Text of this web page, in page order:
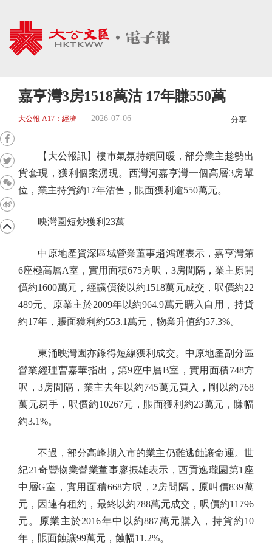
嘉亨灣3房1518萬沽 17年賺550萬
大公報 A17：經濟 2026-07-06 分享
【大公報訊】樓市氣氛持續回暖，部分業主趁勢出
貨套現，獲利個案湧現。西灣河嘉亨灣一個高層3房單
位，業主持貨約17年沽售，賬面獲利逾550萬元。
映灣園短炒獲利23萬
中原地產資深區域營業董事趙鴻運表示，嘉亨灣第
6座極高層A室，實用面積675方呎，3房間隔，業主原開
價約1600萬元，經議價後以約1518萬元成交，呎價約22
489元。原業主於2009年以約964.9萬元購入自用，持貨
約17年，賬面獲利約553.1萬元，物業升值約57.3%。
東涌映灣園亦錄得短線獲利成交。中原地產副分區
營業經理曹嘉華指出，第9座中層B室，實用面積748方
呎，3房間隔，業主去年以約745萬元買入，剛以約768
萬元易手，呎價約10267元，賬面獲利約23萬元，賺幅
約3.1%。
不過，部分高峰期入市的業主仍難逃蝕讓命運。世
紀21奇豐物業營業董事廖振雄表示，西貢逸瓏園第1座
中層G室，實用面積668方呎，2房間隔，原叫價839萬
元，因連有租約，最終以約788萬元成交，呎價約11796
元。原業主於2016年中以約887萬元購入，持貨約10
年，賬面蝕讓99萬元，蝕幅11.2%。